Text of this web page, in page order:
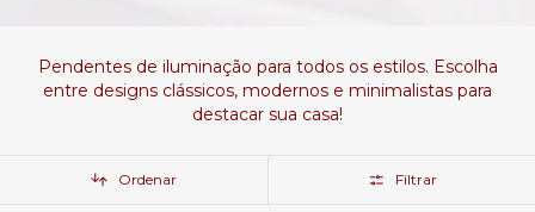
Pendentes de iluminação para todos os estilos. Escolha
entre designs clássicos, modernos e minimalistas para
destacar sua casa!
Ordenar Filtrar